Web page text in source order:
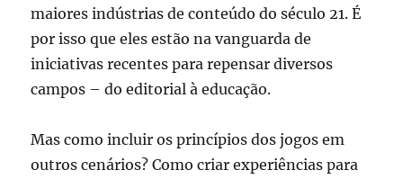
maiores indústrias de conteúdo do século 21. É
por isso que eles estão na vanguarda de
iniciativas recentes para repensar diversos
campos – do editorial à educação.
Mas como incluir os princípios dos jogos em
outros cenários? Como criar experiências para